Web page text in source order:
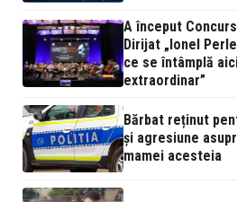
A început
Dirijat „Ionel
ce se întâmplă
extraordinar”
Bărbat reținut
și agresiune
mamei acesteia